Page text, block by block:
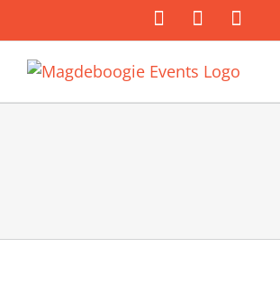
Inhalt
springen
FacebookInstagram
Mail